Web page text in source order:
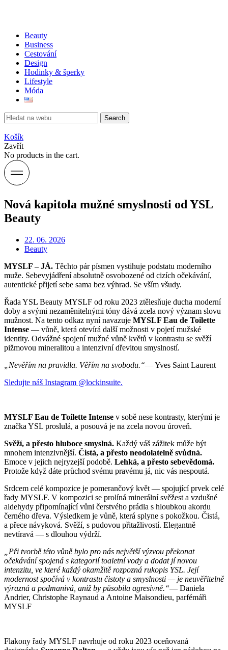
Beauty
Business
Cestování
Design
Hodinky & šperky
Lifestyle
Móda
Search
Košík
Zavřít
No products in the cart.
Nová kapitola mužné smyslnosti od YSL
Beauty
22. 06. 2026
Beauty
MYSLF – JÁ. Těchto pár písmen vystihuje podstatu moderního
muže. Sebevyjádření absolutně osvobozené od cizích očekávání,
autentické přijetí sebe sama bez výhrad. Se vším všudy.
Řada YSL Beauty MYSLF od roku 2023 ztělesňuje ducha moderní
doby a svými nezaměnitelnými tóny dává zcela nový význam slovu
mužnost. Na tento odkaz nyní navazuje MYSLF Eau de Toilette
Intense — vůně, která otevírá další možnosti v pojetí mužské
identity. Odvážné spojení mužné vůně květů v kontrastu se svěží
pižmovou mineralitou a intenzivní dřevitou smyslností.
„Nevěřím na pravidla. Věřím na svobodu.“— Yves Saint Laurent
Sledujte náš Instagram @lockinsuite.
MYSLF Eau de Toilette Intense v sobě nese kontrasty, kterými je
značka YSL proslulá, a posouvá je na zcela novou úroveň.
Svěží, a přesto hluboce smyslná. Každý váš zážitek může být
mnohem intenzivnější. Čistá, a přesto neodolatelně svůdná.
Emoce v jejich nejryzejší podobě. Lehká, a přesto sebevědomá.
Protože když dáte průchod svému pravému já, nic vás nespoutá.
Srdcem celé kompozice je pomerančový květ — spojující prvek celé
řady MYSLF. V kompozici se prolíná minerální svěžest a vzdušné
aldehydy připomínající vůni čerstvého prádla s hloubkou akordu
černého dřeva. Výsledkem je vůně, která splyne s pokožkou. Čistá,
a přece návyková. Svěží, s pudovou přitažlivostí. Elegantně
nevtíravá — s dlouhou výdrží.
„Při tvorbě této vůně bylo pro nás největší výzvou překonat
očekávání spojená s kategorií toaletní vody a dodat jí novou
intenzitu, ve které každý okamžitě rozpozná rukopis YSL. Její
modernost spočívá v kontrastu čistoty a smyslnosti — je neuvěřitelně
výrazná a podmanivá, aniž by působila agresivně.“— Daniela
Andrier, Christophe Raynaud a Antoine Maisondieu, parfémáři
MYSLF
Flakony řady MYSLF navrhuje od roku 2023 oceňovaná